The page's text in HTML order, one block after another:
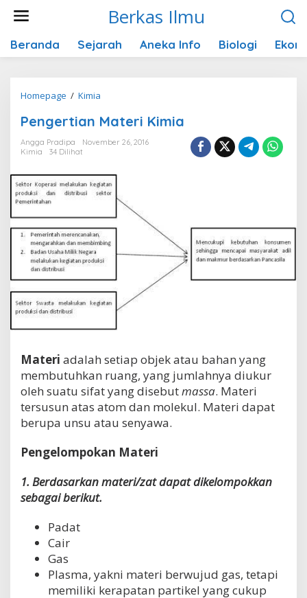
Lewati
konten
Berkas Ilmu
Beranda Sejarah Aneka Info Biologi
Homepage / Kimia
Kimia
Pengertian Materi Kimia
Angga Pradipa
November 26, 2016
Kimia
34 Dilihat
Materi adalah setiap objek atau bahan yang
membutuhkan ruang, yang jumlahnya diukur
oleh suatu sifat yang disebutmassa. Materi
tersusun atas atom dan molekul. Materi dapat
berupa unsu atau senyawa.
Pengelompokan Materi
1. Berdasarkan materi/zat dapat dikelompokkan
sebagai berikut.
Padat
Cair
Gas
Plasma, yakni materi berwujud gas, tetapi
memiliki kerapatan partikel yang cukup